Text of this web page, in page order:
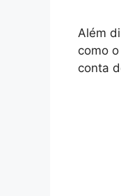
Além
como
conta